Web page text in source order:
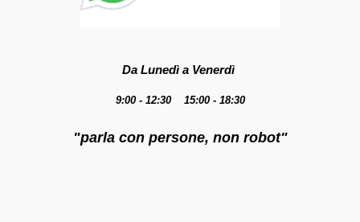
Da Lunedì a Venerdì
9:00 - 12:30 15:00 - 18:30
"parla con persone, non robot"